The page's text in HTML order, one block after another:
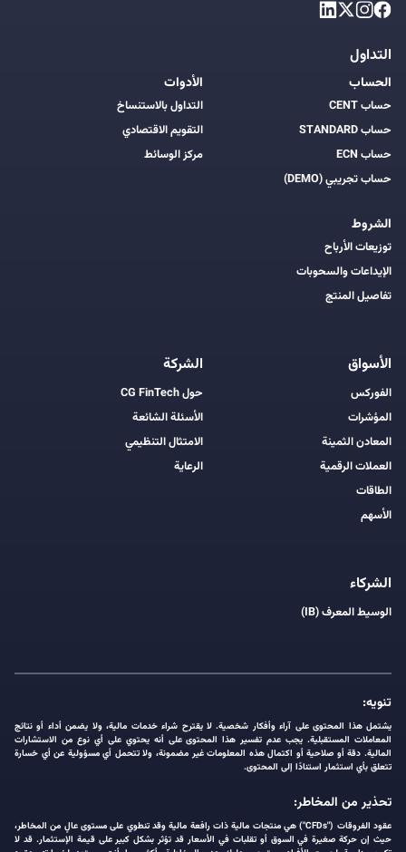
التداول
الحساب
حساب CENT
حساب STANDARD
حساب ECN
حساب تجريبي (DEMO)
الشروط
توزيعات الأرباح
الإيداعات والسحوبات
تفاصيل المنتج
الأدوات
التداول بالاستنساخ
التقويم الاقتصادي
مركز الوسائط
الأسواق
الفوركس
المؤشرات
المعادن الثمينة
العملات الرقمية
الطاقات
الأسهم
الشركة
حول CG FinTech
الأسئلة الشائعة
الامتثال التنظيمي
الرعاية
الشركاء
الوسيط المعرف (IB)
تنويه:
يشتمل هذا المحتوى على آراء وأفكار شخصية. لا يقترح شراء خدمات مالية، ولا يضمن أداء أو نتائج
المعاملات المستقبلية. يجب عدم تفسير هذا المحتوى على أنه يحتوي على أي نوع من الاستشارات
المالية. دقة أو صلاحية أو اكتمال هذه المعلومات غير مضمونة، ولا تتحمل أي مسؤولية عن أي خسارة
تتعلق بأي استثمار استنادًا إلى المحتوى.
تحذير من المخاطر:
عقود الفروقات ("CFDs") هي منتجات مالية ذات رافعة مالية وقد تنطوي على مستوى عالٍ من المخاطر،
حيث إن حركة صغيرة في السوق أو تقلبات في الأسعار قد تؤثر بشكل كبير على قيمة الإستثمار. قد لا